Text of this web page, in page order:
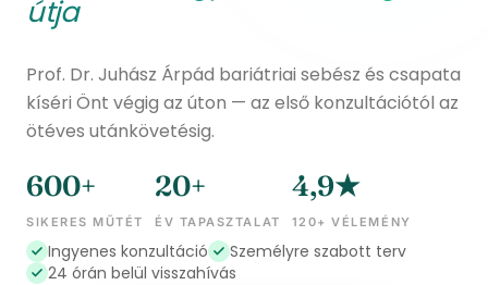
útja
Prof. Dr. Juhász Árpád bariátriai sebész és csapata
kíséri Önt végig az úton — az első konzultációtól az
ötéves utánkövetésig.
SIKERES MŰTÉT
600+
ÉV TAPASZTALAT
20+
120+ VÉLEMÉNY
4,9★
Ingyenes konzultáció
Személyre szabott terv
24 órán belül visszahívás